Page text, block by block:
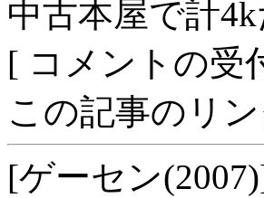
中古本屋で計
[ コメントの受
この記事のリ
[ゲーセン